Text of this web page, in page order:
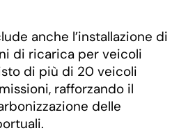
anche l’installazione di
di ricarica per veicoli
di più di 20 veicoli
rafforzando il
delle